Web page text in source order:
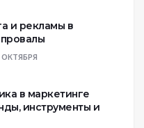
и рекламы в
ОКТЯБРЯ
в маркетинге
инструменты и